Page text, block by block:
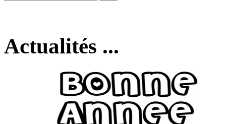
Actualités ...